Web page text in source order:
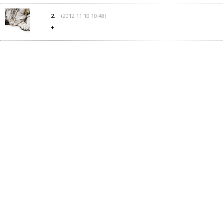
2. (2012 11 10 10:48)
+